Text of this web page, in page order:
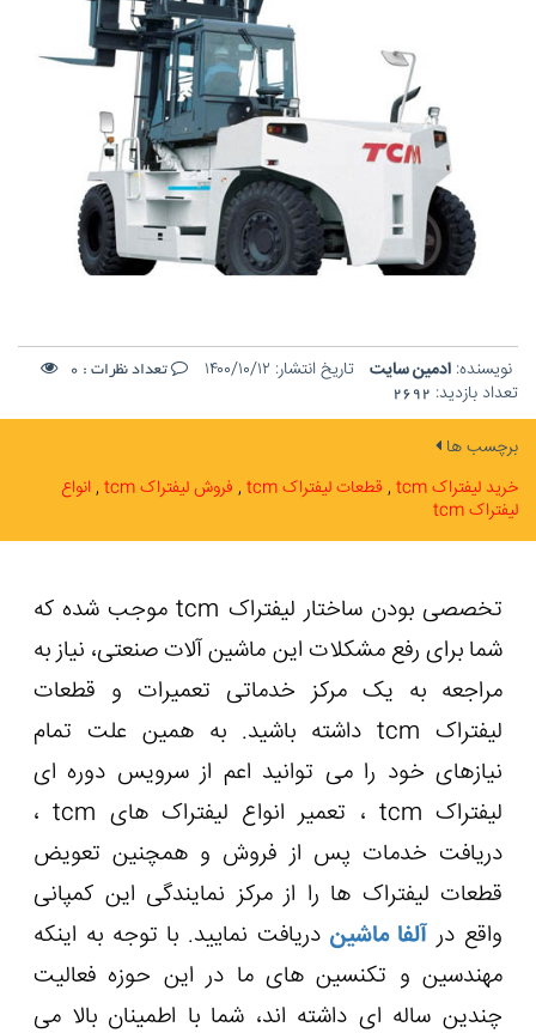
نویسنده: ادمین سایت تاریخ انتشار: ۱۴۰۰/۱۰/۱۲ تعداد نظرات : 0
تعداد بازدید: 2692
برچسب ها
خرید لیفتراک tcm
قطعات لیفتراک tcm فروش لیفتراک tcm انواع
لیفتراک tcm
تخصصی بودن ساختار لیفتراک tcm موجب شده که
شما برای رفع مشکلات این ماشین آلات صنعتی، نیاز به
مراجعه به یک مرکز خدماتی تعمیرات و قطعات
لیفتراک tcm داشته باشید. به همین علت تمام
نیازهای خود را می توانید اعم از سرویس دوره ای
لیفتراک tcm ، تعمیر انواع لیفتراک های tcm ،
دریافت خدمات پس از فروش و همچنین تعویض
قطعات لیفتراک ها را از مرکز نمایندگی این کمپانی
واقع در آلفا ماشین دریافت نمایید. با توجه به اینکه
مهندسین و تکنسین های ما در این حوزه فعالیت
چندین ساله ای داشته اند، شما با اطمینان بالا می